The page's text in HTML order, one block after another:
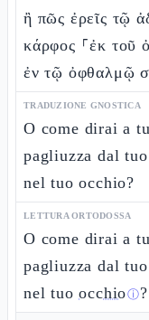
ἢ πῶς ἐρεῖς τῷ
κάρφος ⸀ἐκ τοῦ
ἐν τῷ ὀφθαλμῷ
TRADUZIONE GNOSTICA
O come dirai a
pagliuzza dal
nel tuo occhio?
LETTURA ORTODOSSA
O come dirai a
pagliuzza dal
nel tuoocchioⓘ?